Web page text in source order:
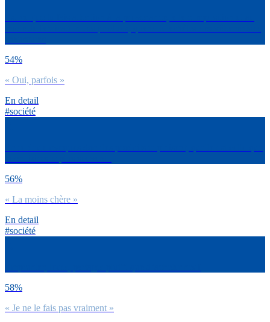
54%
« Oui, parfois »
En detail
#société
56%
« La moins chère »
En detail
#société
58%
« Je ne le fais pas vraiment »